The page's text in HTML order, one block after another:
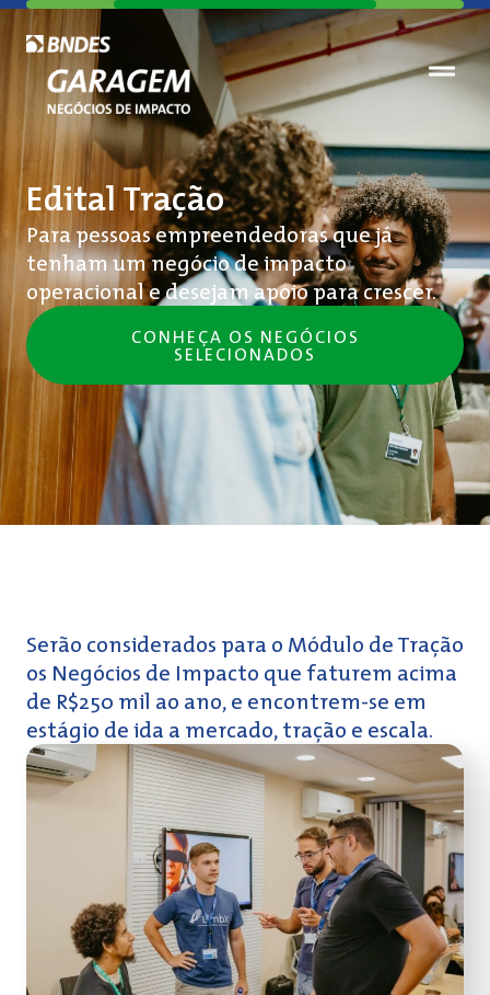
Edital Tração
Para pessoas empreendedoras que já
tenham um negócio de impacto
operacional e desejam apoio para crescer. ​
CONHEÇA OS NEGÓCIOS
SELECIONADOS
Serão considerados para o Módulo de Tração
os Negócios de Impacto que faturem acima
de R$250 mil ao ano, e encontrem-se em
estágio de ida a mercado, tração e escala.